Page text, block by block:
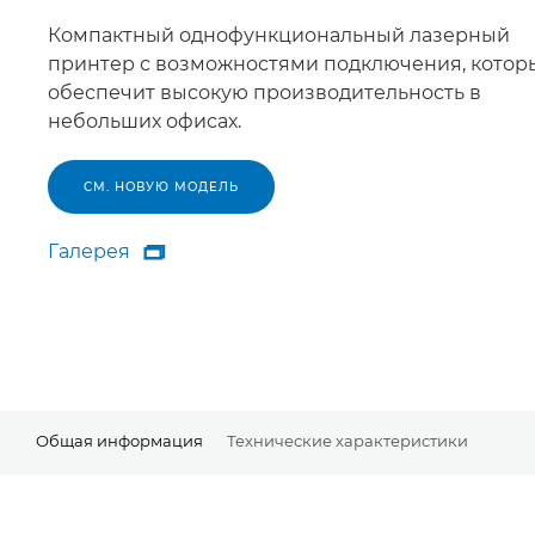
Компактный однофункциональный лазерный
принтер с возможностями подключения,
обеспечит высокую производительность в
небольших офисах.
СМ. НОВУЮ МОДЕЛЬ
Галерея
Галерея

Общая информация Технические характеристики